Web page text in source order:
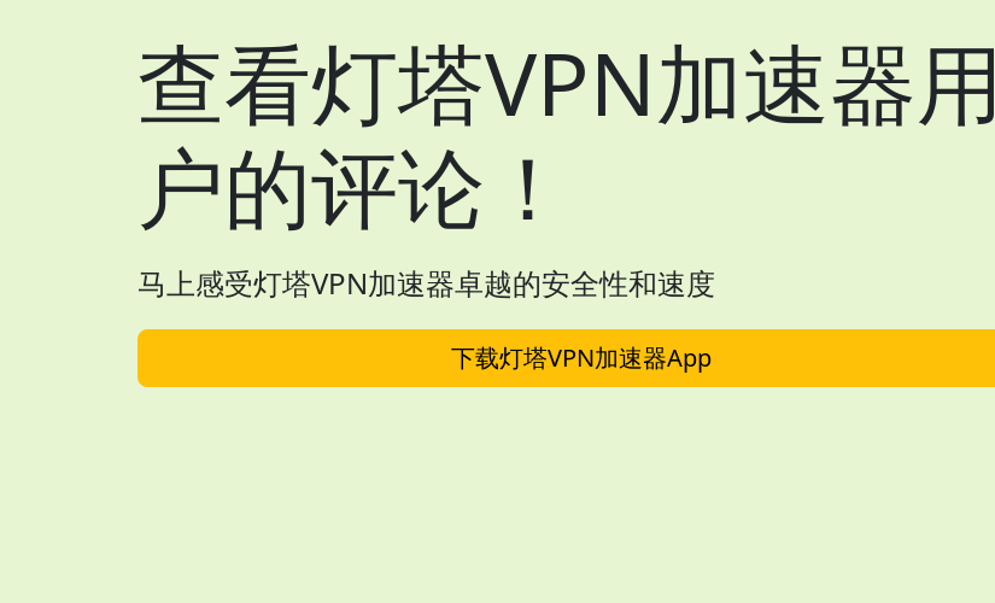
查看灯塔VPN加速器用
户的评论！
马上感受灯塔VPN加速器卓越的安全性和速度
下载灯塔VPN加速器App